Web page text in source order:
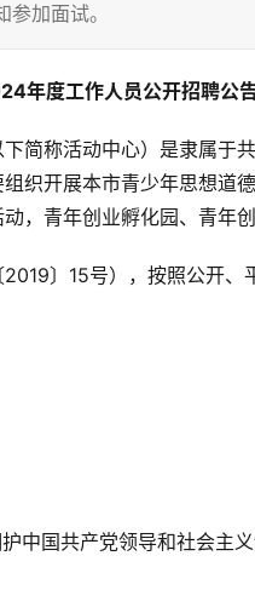
加面试。
年度工作人员公开招聘公告
简称活动中心）是隶属于
织开展本市青少年思想道
，青年创业孵化园、青年
〕15号），按照公开、
中国共产党领导和社会主